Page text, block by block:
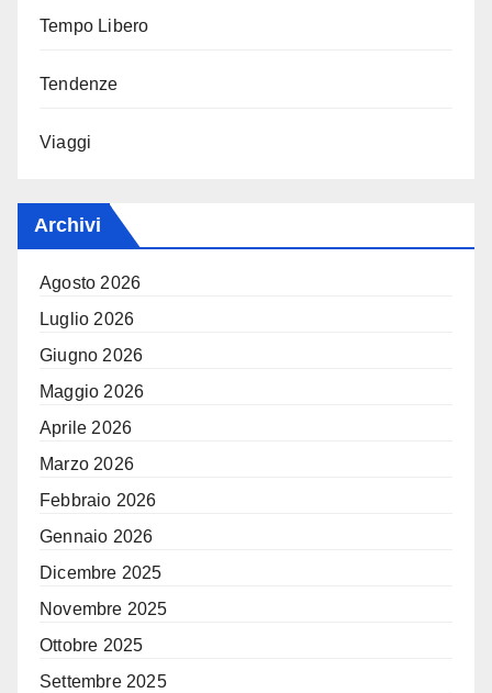
Tempo Libero
Tendenze
Viaggi
Archivi
Agosto 2026
Luglio 2026
Giugno 2026
Maggio 2026
Aprile 2026
Marzo 2026
Febbraio 2026
Gennaio 2026
Dicembre 2025
Novembre 2025
Ottobre 2025
Settembre 2025